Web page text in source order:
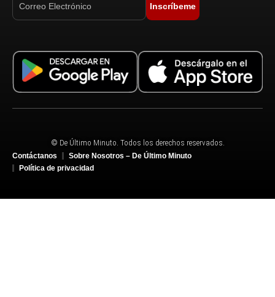
Inscríbeme
© De Último Minuto. Todos los derechos reservados.
Contáctanos
Sobre Nosotros – De Último Minuto
Política de privacidad